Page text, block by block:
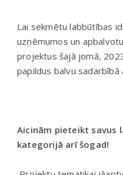
Lai sekmētu labbūtības
uzņēmumos un
projektus šajā jomā,
papildus balvu sadarbībā
Aicinām pieteikt savus
kategorijā arī šogad!